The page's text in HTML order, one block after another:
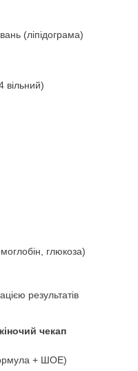
(ліпідограма)
вільний)
глюкоза)
результатів
чекап
+ ШОЕ)